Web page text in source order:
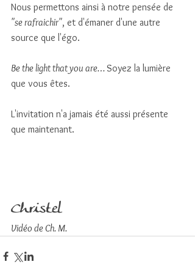
Nous permettons ainsi à notre pensée de
"se rafraichir", et d'émaner d'une autre
source que l'égo.
Be the light that you are… Soyez la lumière
que vous êtes.
L'invitation n'a jamais été aussi présente
que maintenant.
Christel
Vidéo de Ch. M.